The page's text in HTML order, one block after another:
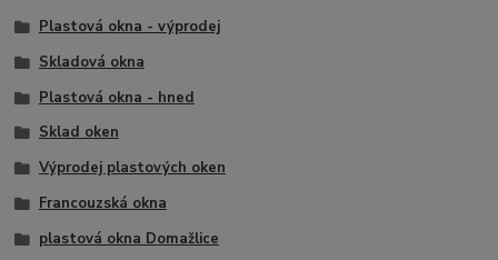
Plastová okna - výprodej
Skladová okna
Plastová okna - hned
Sklad oken
Výprodej plastových oken
Francouzská okna
plastová okna Domažlice